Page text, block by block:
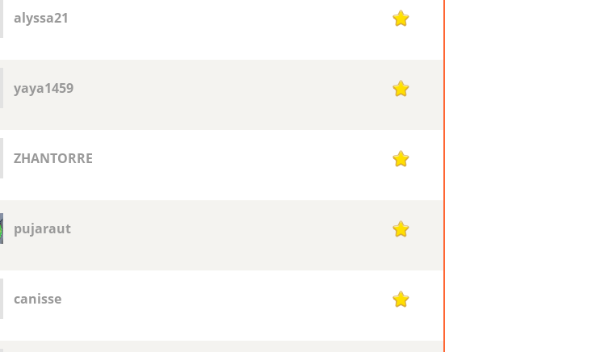
alyssa21 1
yaya1459 1
ZHANTORRE 1
pujaraut 1
canisse 1